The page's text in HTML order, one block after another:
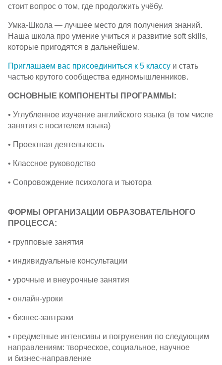
стоит вопрос о том, где продолжить учёбу.
Умка-Школа — лучшее место для получения знаний.
Наша школа про умение учиться и развитие soft skills,
которые пригодятся в дальнейшем.
Приглашаем вас присоединиться к 5 классу и стать
частью крутого сообщества единомышленников.
ОСНОВНЫЕ КОМПОНЕНТЫ ПРОГРАММЫ:
• Углубленное изучение английского языка (в том числе
занятия с носителем языка)
• Проектная деятельность
• Классное руководство
• Сопровождение психолога и тьютора
ФОРМЫ ОРГАНИЗАЦИИ ОБРАЗОВАТЕЛЬНОГО
ПРОЦЕССА:
• групповые занятия
• индивидуальные консультации
• урочные и внеурочные занятия
• онлайн-уроки
• бизнес-завтраки
• предметные интенсивы и погружения по следующим
направлениям: творческое, социальное, научное
и бизнес-направление